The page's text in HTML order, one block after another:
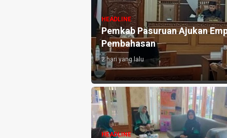
Empat Raperda Non-APBD 2026, DPRD Mulai
HEADLINE
Rieke Diah Pitaloka Apresiasi